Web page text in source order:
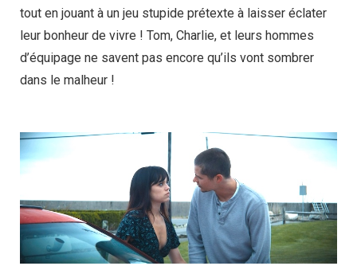
tout en jouant à un jeu stupide prétexte à laisser éclater
leur bonheur de vivre ! Tom, Charlie, et leurs hommes
d’équipage ne savent pas encore qu’ils vont sombrer
dans le malheur !